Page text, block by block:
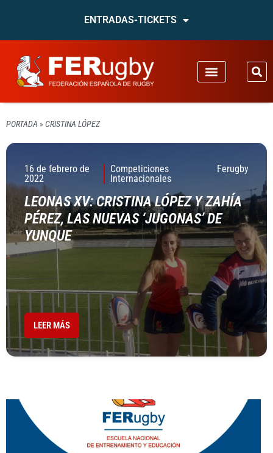
ENTRADAS-TICKETS
PORTADA » CRISTINA LÓPEZ
16 de febrero de
2022
Competiciones
Internacionales
Ferugby
LEONAS XV: CRISTINA LÓPEZ Y ZAHÍA
PÉREZ, LAS NUEVAS ‘JUGONAS’ DE
YUNQUE
LEER MÁS